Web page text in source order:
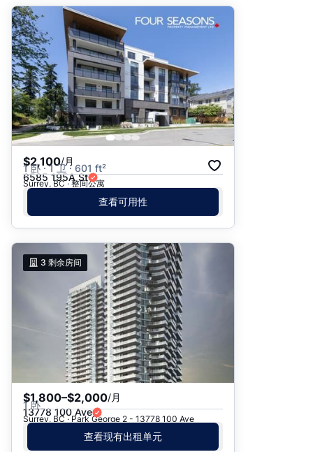
$2,100/月
1 卧 · 1 卫 · 601 ft²
6585 195A St
Surrey, BC · 整间公寓
查看可用性
3 剩余房间
$1,800–$2,000/月
1 卧
13778 100 Ave
Surrey, BC · Park George 2 - 13778 100 Ave
查看现有出租单元